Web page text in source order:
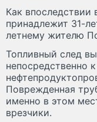
Как
принадлежит 31-
летнему жителю
Топливный след
непосредственно
Поврежденная
именно в этом
врезчики.